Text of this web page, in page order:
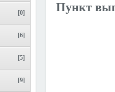
[0]
[6]
[5]
[9]
Пункт